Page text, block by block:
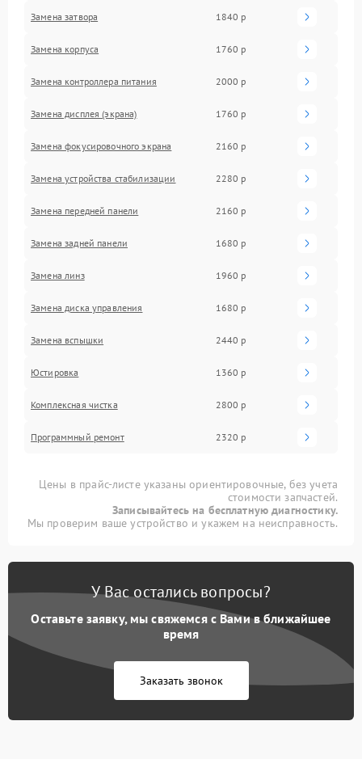
Замена затвора 1840 р
Замена корпуса 1760 р
Замена контроллера питания 2000 р
Замена дисплея (экрана) 1760 р
Замена фокусировочного экрана 2160 р
Замена устройства стабилизации 2280 р
Замена передней панели 2160 р
Замена задней панели 1680 р
Замена линз 1960 р
Замена диска управления 1680 р
Замена вспышки 2440 р
Юстировка 1360 р
Комплексная чистка 2800 р
Программный ремонт 2320 р
Цены в прайс-листе указаны ориентировочные, без учета
стоимости запчастей.
Записывайтесь на бесплатную диагностику.
Мы проверим ваше устройство и укажем на неисправность.
У Вас остались вопросы?
Оставьте заявку, мы свяжемся с Вами в ближайшее
время
Заказать звонок